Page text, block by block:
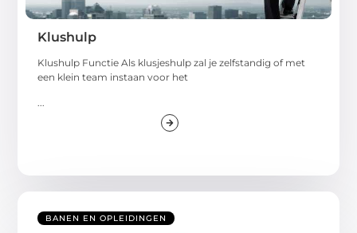
Klushulp
Klushulp Functie Als klusjeshulp zal je zelfstandig of met
een klein team instaan voor het
BANEN EN OPLEIDINGEN